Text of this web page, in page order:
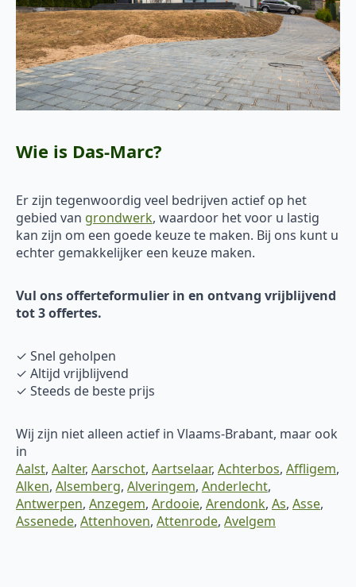
Wie is Das-Marc?
Er zijn tegenwoordig veel bedrijven actief op het
gebied van grondwerk, waardoor het voor u lastig
kan zijn om een goede keuze te maken. Bij ons kunt u
echter gemakkelijker een keuze maken.
Vul ons offerteformulier in en ontvang vrijblijvend
tot 3 offertes.
✓ Snel geholpen
✓ Altijd vrijblijvend
✓ Steeds de beste prijs
Wij zijn niet alleen actief in Vlaams-Brabant, maar ook
in
Aalst, Aalter, Aarschot, Aartselaar, Achterbos, Affligem,
Alken, Alsemberg, Alveringem, Anderlecht,
Antwerpen, Anzegem, Ardooie, Arendonk, As, Asse,
Assenede, Attenhoven, Attenrode, Avelgem